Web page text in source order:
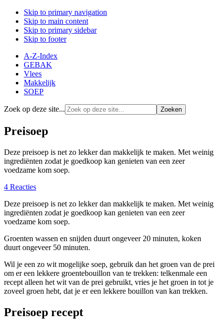
Skip to primary navigation
Skip to main content
Skip to primary sidebar
Skip to footer
A-Z-Index
GEBAK
Vlees
Makkelijk
SOEP
Zoek op deze site...
Preisoep
Deze preisoep is net zo lekker dan makkelijk te maken. Met weinig
ingrediënten zodat je goedkoop kan genieten van een zeer
voedzame kom soep.
4 Reacties
Deze preisoep is net zo lekker dan makkelijk te maken. Met weinig
ingrediënten zodat je goedkoop kan genieten van een zeer
voedzame kom soep.
Groenten wassen en snijden duurt ongeveer 20 minuten, koken
duurt ongeveer 50 minuten.
Wil je een zo wit mogelijke soep, gebruik dan het groen van de prei
om er een lekkere groentebouillon van te trekken: telkenmale een
recept alleen het wit van de prei gebruikt, vries je het groen in tot je
zoveel groen hebt, dat je er een lekkere bouillon van kan trekken.
Preisoep recept